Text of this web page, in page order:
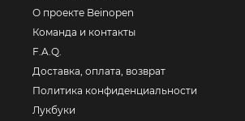
О проекте Beinopen
Команда и контакты
F.A.Q.
Доставка, оплата, возврат
Политика конфиденциальности
Лукбуки